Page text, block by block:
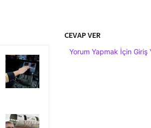
CEVAP VER
Yorum Yapmak İçin Giriş